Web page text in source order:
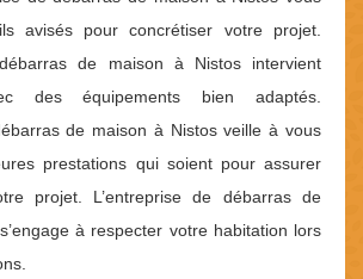
avisés pour concrétiser votre projet.
de maison à Nistos intervient
des équipements bien adaptés.
de maison à Nistos veille à vous
prestations qui soient pour assurer
projet. L’entreprise de débarras de
à respecter votre habitation lors